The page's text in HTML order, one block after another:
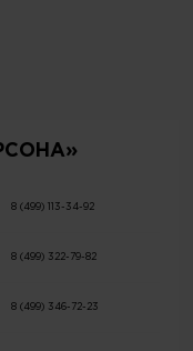
8 (499) 113-34-92
8 (499) 322-79-82
8 (499) 346-72-23